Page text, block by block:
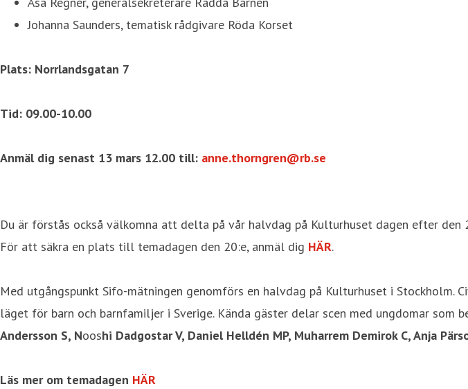
Johanna Saunders, tematisk rådgivare Röda Korset
Plats: Norrlandsgatan 7
Tid: 09.00-10.00
Anmäl dig senast 13 mars 12.00 till: anne.thorngren@rb.se
Du är förstås också välkomna att delta på vår halvdag på Kulturhuset dagen efter
För att säkra en plats till temadagen den 20:e, anmäl dig HÄR.
Med utgångspunkt Sifo-mätningen genomförs en halvdag på Kulturhuset i
läget för barn och barnfamiljer i Sverige. Kända gäster delar scen med ungdomar
Andersson S, Nooshi Dadgostar V, Daniel Helldén MP, Muharrem Demirok C, Anja
Läs mer om temadagen HÄR